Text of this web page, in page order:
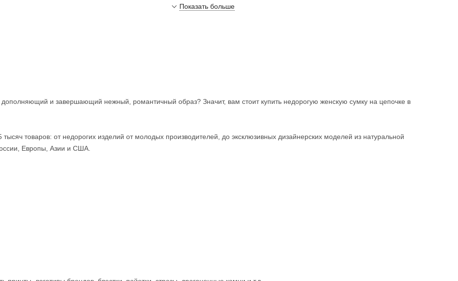
Показать больше
и завершающий нежный, романтичный образ? Значит, вам стоит купить недорогую женскую сумку на цепочке в
товаров: от недорогих изделий от молодых производителей, до эксклюзивных дизайнерских моделей из натуральной
Европы, Азии и США.